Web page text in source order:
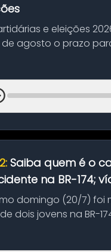
e eleições
agosto o prazo
Saiba quem é o
na BR-174;
domingo (20/7)
dois jovens na BR-